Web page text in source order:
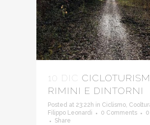
10 DIC
RIMINI E DINTORNI
Posted at 23:22h in Ciclismo,
Filippo Leonardi
0 Comments 0
Share